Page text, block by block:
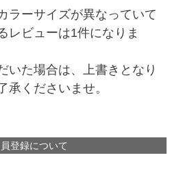
ラーサイズが異なっていて
レビューは1件になりま
いた場合は、上書きとなり
承くださいませ。
登録について